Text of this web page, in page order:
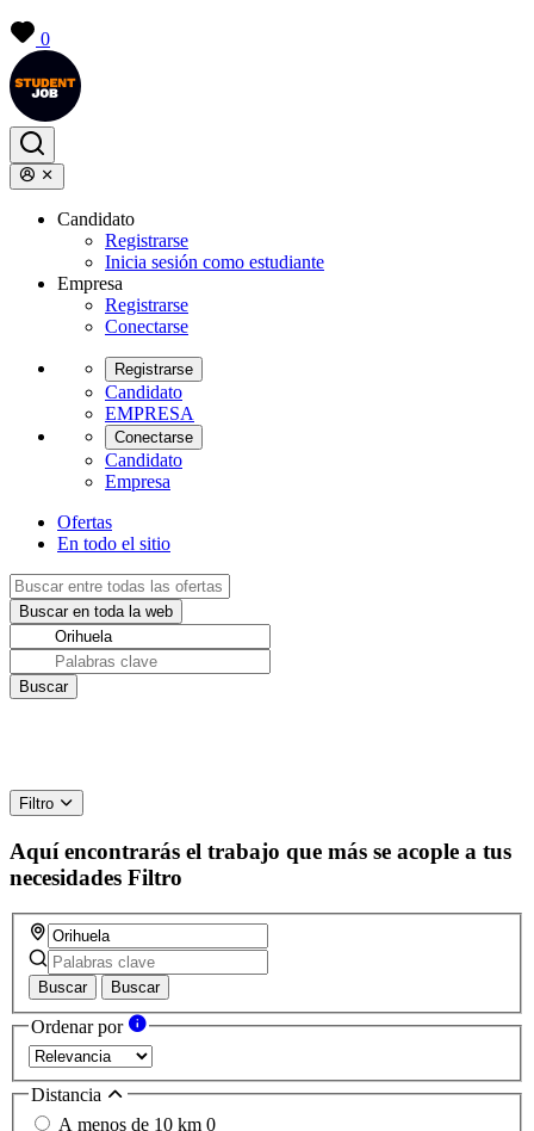
0
Candidato
Registrarse
Inicia sesión como estudiante
Empresa
Registrarse
Conectarse
Registrarse
Candidato
EMPRESA
Conectarse
Candidato
Empresa
Ofertas
En todo el sitio
Filtro
Aquí encontrarás el trabajo que más se acople a tus
necesidades Filtro
Buscar Buscar
Ordenar por
Distancia
A menos de 10 km 0